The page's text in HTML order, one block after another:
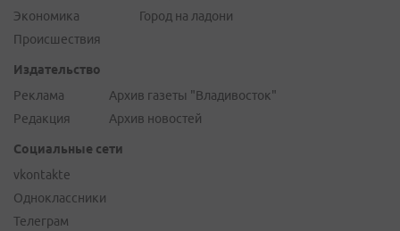
Экономика
Происшествия
Город на ладони
Издательство
Реклама
Редакция
Архив газеты "Владивосток"
Архив новостей
Социальные сети
vkontakte
Одноклассники
Телеграм